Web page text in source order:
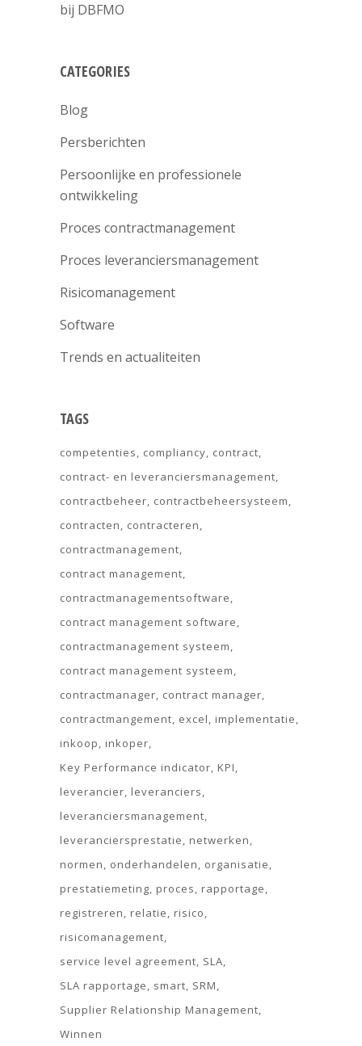
bij DBFMO
CATEGORIES
Blog
Persberichten
Persoonlijke en professionele
ontwikkeling
Proces contractmanagement
Proces leveranciersmanagement
Risicomanagement
Software
Trends en actualiteiten
TAGS
competenties compliancy contract
contract- en leveranciersmanagement
contractbeheer contractbeheersysteem
contracten
contracteren
contractmanagement
contract management
contractmanagementsoftware
contract management software
contractmanagement systeem
contract management systeem
contractmanager contract manager
contractmangement excel
implementatie
inkoop
inkoper
Key Performance indicator KPI
leverancier leveranciers
leveranciersmanagement
leveranciersprestatie
netwerken
normen
onderhandelen
organisatie
prestatiemeting proces
rapportage
registreren
relatie
risico
risicomanagement
service level agreement SLA
SLA rapportage
smart SRM
Supplier Relationship Management
Winnen